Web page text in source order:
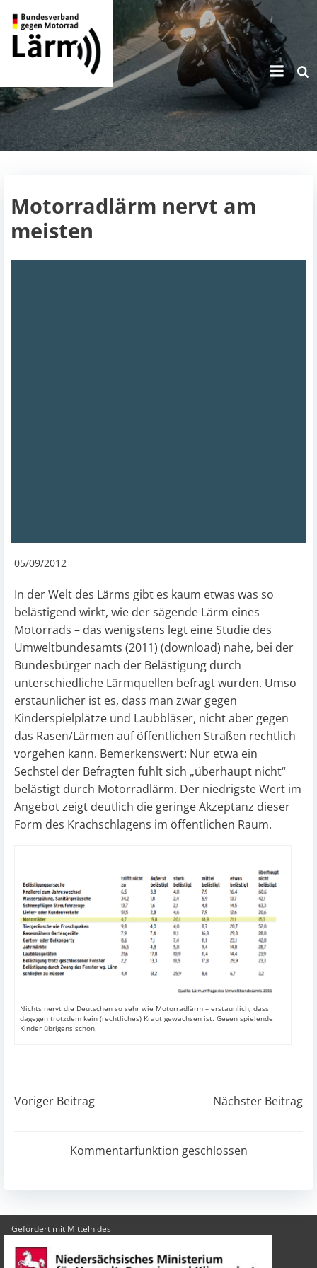
Zum
Inhalt
springen
Motorradlärm nervt am
meisten
05/09/2012
In der Welt des Lärms gibt es kaum etwas was so
belästigend wirkt, wie der sägende Lärm eines
Motorrads – das wenigstens legt eine Studie des
Umweltbundesamts (2011) (download) nahe, bei der
Bundesbürger nach der Belästigung durch
unterschiedliche Lärmquellen befragt wurden. Umso
erstaunlicher ist es, dass man zwar gegen
Kinderspielplätze und Laubbläser, nicht aber gegen
das Rasen/Lärmen auf öffentlichen Straßen rechtlich
vorgehen kann. Bemerkenswert: Nur etwa ein
Sechstel der Befragten fühlt sich „überhaupt nicht“
belästigt durch Motorradlärm. Der niedrigste Wert im
Angebot zeigt deutlich die geringe Akzeptanz dieser
Form des Krachschlagens im öffentlichen Raum.
Nichts nervt die Deutschen so sehr wie Motorradlärm – erstaunlich, dass
dagegen trotzdem kein (rechtliches) Kraut gewachsen ist. Gegen spielende
Kinder übrigens schon.
Post
navigation
Voriger Beitrag
Post
navigation
Nächster Beitrag
Kommentarfunktion geschlossen
Gefördert mit Mitteln des